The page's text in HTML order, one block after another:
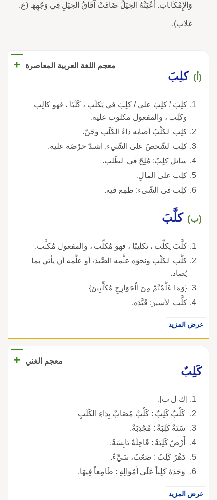
وَالإِمْكَاناتِ. أعْيَتْهُ الحِيَلُ ضَاقَتْ آفَاقُ الحِيَلِ فِي وَجْهِهَا (ع.
غلاب).
معجم اللغة العربية المعاصرة +
(أ) كلِبَ
كلِبَ / كلِبَ على / كلِبَ في يَكلَب ، كَلَبًا ، فهو كالِب
وكَلِب ، والمفعول مكلوب عليه.
كلِب الكَلْبُ أصابه داءُ الكَلَب وجُنّ.
كلِب الشّخصُ على الشّيء: اشتدّ حرْصُه عليه.
سائل كلِبٌ: مُلِحّ في الطَلب.
كلِب على المالِ.
كلِب في الشّيء: طمِع فيه.
(ب) كلَّبَ
كلَّبَ يكلِّب ، تكليبًا ، فهو مُكلِّب ، والمفعول مُكلَّب.
كلَّب الكَلْبَ ونحوَه علَّمه الصَّيدَ، أو علَّمه أن يأتي بما
يُصاد.
{وَمَا عَلَّمْتُمْ مِنَ الْجَوَارِحِ مُكَلِّبِينَ}.
كلَّب الأسيرَ: قَيَّدَه.
عرض المزيد
معجم الغني
+
كَلِبٌ
[ك ل ب].
:كَلْبٌ كَلِبٌ : كَلْبٌ مُصَابٌ بِدَاءِ الكَلَبِ.
:سَنَةٌ كَلِبَةٌ : مُجْدِبَةٌ.
:أَرْضٌ كَلِبَةٌ : قَاحِلَةٌ يَابِسَةٌ.
:دَهْرٌ كَلِبٌ : صَعْبٌ، سَيِّءٌ.
:وَجَدَهُ كَلِباً عَلَى أَمْوَالِهِ : طَامِعاً فِيهَا.
عرض المزيد